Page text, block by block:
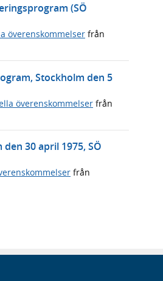
(SÖ
överenskommelser från
Stockholm den 5
överenskommelser från
30 april 1975, SÖ
från